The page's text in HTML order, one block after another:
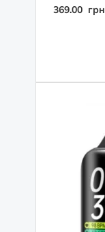
369.00 грн